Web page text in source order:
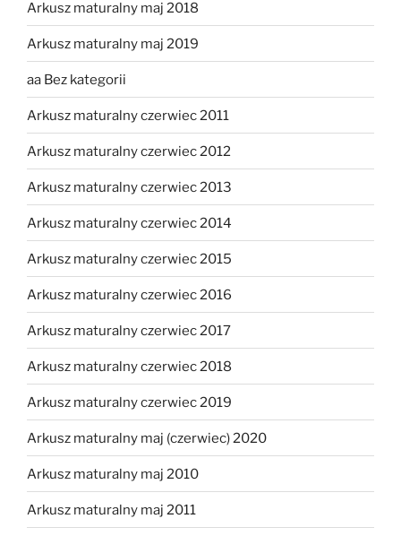
Arkusz maturalny maj 2018
Arkusz maturalny maj 2019
aa Bez kategorii
Arkusz maturalny czerwiec 2011
Arkusz maturalny czerwiec 2012
Arkusz maturalny czerwiec 2013
Arkusz maturalny czerwiec 2014
Arkusz maturalny czerwiec 2015
Arkusz maturalny czerwiec 2016
Arkusz maturalny czerwiec 2017
Arkusz maturalny czerwiec 2018
Arkusz maturalny czerwiec 2019
Arkusz maturalny maj (czerwiec) 2020
Arkusz maturalny maj 2010
Arkusz maturalny maj 2011